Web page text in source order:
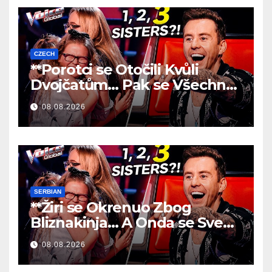
CZECH
**Porotci se Otočili Kvůli
Dvojčatům… Pak se Všechno
Změnilo!
**
08.08.2026
SERBIAN
**Žiri se Okrenuo Zbog
Bliznakinja… A Onda se Sve
Promenilo!
**
08.08.2026